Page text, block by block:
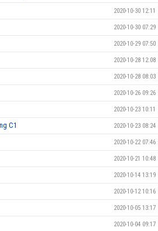
2020-10-30 12:11
2020-10-30 07:29
2020-10-29 07:50
2020-10-28 12:08
2020-10-28 08:03
2020-10-26 09:26
2020-10-23 10:11
C1 2020-10-23 08:24
2020-10-22 07:46
2020-10-21 10:48
2020-10-14 13:19
2020-10-12 10:16
2020-10-05 13:17
2020-10-04 09:17